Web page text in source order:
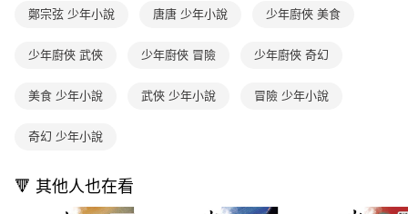
【注意事項】
用戶於交易時，得透過本服務購買商品或服務，並由商店將買賣／分期付款
資料（包含姓名、電話或地址）提供予台灣大哥大進項蒐集、處理及利用，
3.完整用戶服務條款，請詳閱以下連結：
３．收到繳費通知簡訊後14天內，點擊此簡訊中的連結，可透過四大超商／
購買商品的店家。未經商家同意取消之訂單仍視為有效，需透過AFTEE先享
※ 交易是否成功請以「AFTEE先享後付 」之結帳頁面顯示為準，若有關於
易，需依本服務之必要範圍內提供個人資料，並將交易相關給付款項請求債
權轉讓予恩沛科技股份有限公司。
每筆NT$70，滿NT$800(含以上)免運費
離島宅配（澎湖、金門、馬祖、小琉球；不適用於郵局i郵箱）
鄭宗弦 少年小說 唐唐 少年小說 少年廚俠 美食
少年廚俠 武俠 少年廚俠 冒險 少年廚俠 奇幻
美食 少年小說 武俠 少年小說 冒險 少年小說
奇幻 少年小說
🔻 其他人也在看